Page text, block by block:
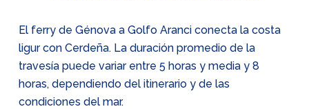
El ferry de Génova a Golfo Aranci conecta la costa
ligur con Cerdeña. La duración promedio de la
travesía puede variar entre 5 horas y media y 8
horas, dependiendo del itinerario y de las
condiciones del mar.